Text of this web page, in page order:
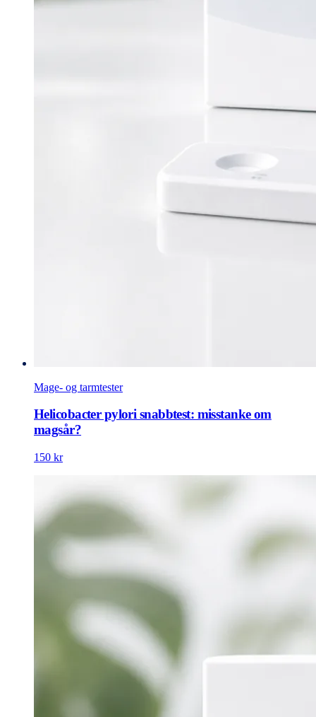
Mage- og tarmtester
Helicobacter pylori snabbtest: misstanke om
magsår?
150 kr